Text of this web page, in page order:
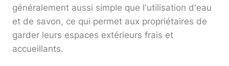
généralement aussi simple que l'utilisation d'eau
et de savon, ce qui permet aux propriétaires de
garder leurs espaces extérieurs frais et
accueillants.